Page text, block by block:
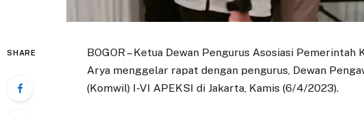
SHARE
BOGOR – Ketua Dewan Pengurus Asosiasi Pemerintah
Arya menggelar rapat dengan pengurus, Dewan
(Komwil) I-VI APEKSI di Jakarta, Kamis (6/4/2023).